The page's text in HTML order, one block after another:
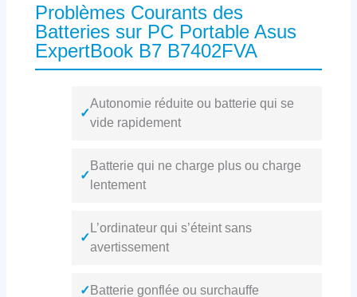
Problèmes Courants des
Batteries sur PC Portable Asus
ExpertBook B7 B7402FVA
✓
Autonomie réduite ou batterie qui se
vide rapidement
✓
Batterie qui ne charge plus ou charge
lentement
✓
L’ordinateur qui s’éteint sans
avertissement
✓ Batterie gonflée ou surchauffe